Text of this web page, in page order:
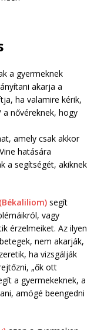
a gyermeknek
akarja a
ha valamire kérik,
nővéreknek, hogy
amely csak akkor
hatására
a segítségét, akiknek
segít
vagy
érzelmeiket. Az ilyen
nem akarják,
ha vizsgálják
„ők ott
a gyermekeknek, a
amögé beengedni